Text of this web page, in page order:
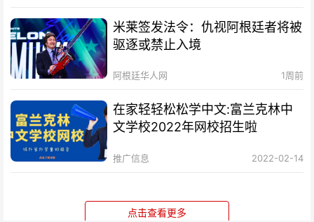
米莱签发法令：仇视阿根廷者将被
驱逐或禁止入境
阿根廷华人网 1周前
在家轻轻松松学中文:富兰克林中
文学校2022年网校招生啦
推广信息 2022-02-14
点击查看更多